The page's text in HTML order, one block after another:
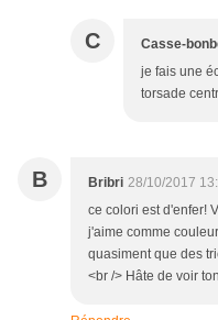
C Casse-
je fais une
torsade
B Bribri 28/10/2017
ce colori est d'enfer!
j'aime comme
quasiment que des
<br /> Hâte de voir